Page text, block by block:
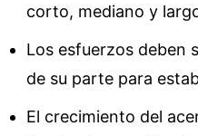
corto, mediano y
Los esfuerzos deben
de su parte para
El crecimiento del